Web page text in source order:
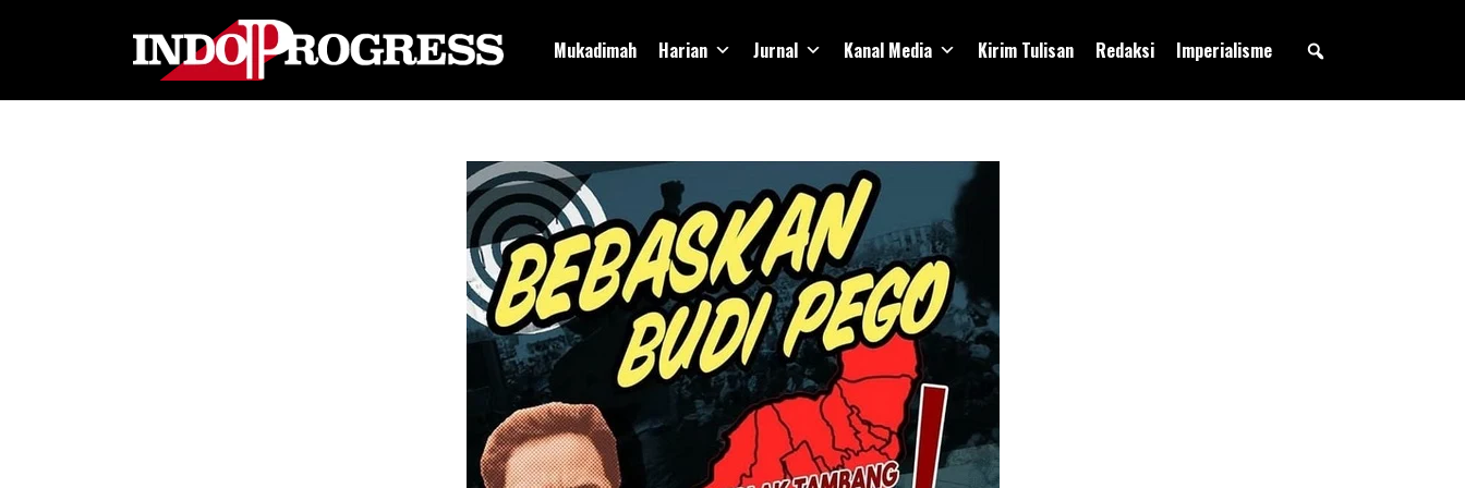
Mukadimah Harian Jurnal Kanal Media Kirim Tulisan Redaksi Imperialisme